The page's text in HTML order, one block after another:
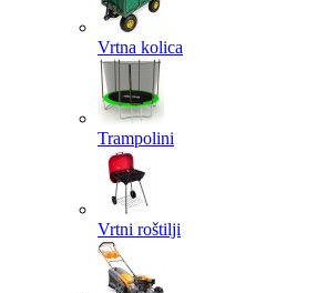
Vrtna kolica
Trampolini
Vrtni roštilji